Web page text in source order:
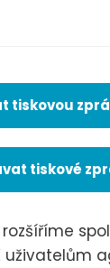
tiskovou
tiskové
uživatelům